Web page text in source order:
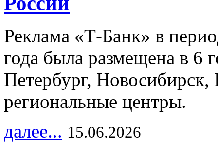
Реклама «Т-Банк» в
года была размещена в 6
Петербург,
региональные центры.
далее... 15.06.2026